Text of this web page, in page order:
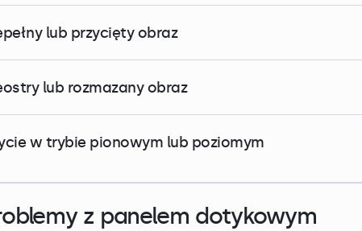
lub przycięty obraz
lub rozmazany obraz
w trybie pionowym lub poziomym
z panelem dotykowym